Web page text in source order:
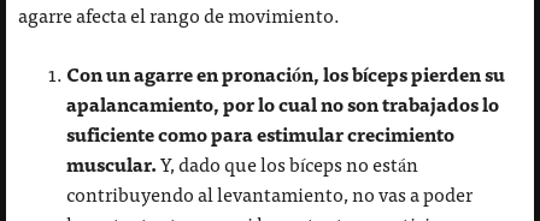
agarre afecta el rango de movimiento.
Con un agarre en pronación, los bíceps pierden su
apalancamiento, por lo cual no son trabajados lo
suficiente como para estimular crecimiento
muscular.Y, dado que los bíceps no están
contribuyendo al levantamiento, no vas a poder